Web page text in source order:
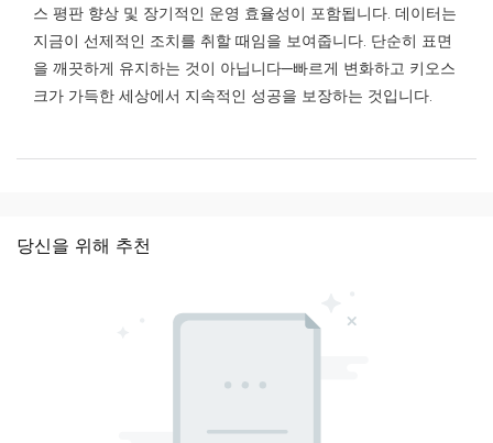
스 평판 향상 및 장기적인 운영 효율성이 포함됩니다. 데이터는
지금이 선제적인 조치를 취할 때임을 보여줍니다. 단순히 표면
을 깨끗하게 유지하는 것이 아닙니다—빠르게 변화하고 키오스
크가 가득한 세상에서 지속적인 성공을 보장하는 것입니다.
당신을 위해 추천